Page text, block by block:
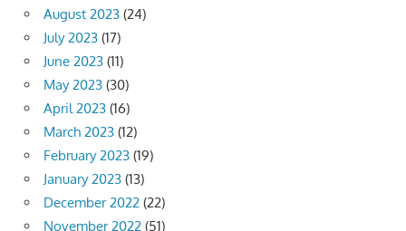
August 2023 (24)
July 2023 (17)
June 2023 (11)
May 2023 (30)
April 2023 (16)
March 2023 (12)
February 2023 (19)
January 2023 (13)
December 2022 (22)
November 2022 (51)